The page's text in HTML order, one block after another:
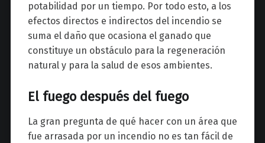
potabilidad por un tiempo. Por todo esto, a los
efectos directos e indirectos del incendio se
suma el daño que ocasiona el ganado que
constituye un obstáculo para la regeneración
natural y para la salud de esos ambientes.
El fuego después del fuego
La gran pregunta de qué hacer con un área que
fue arrasada por un incendio no es tan fácil de